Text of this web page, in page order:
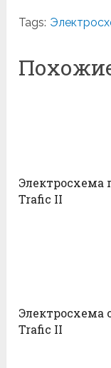
Tags:
Электросхема
Trafic II
Электросхема
Trafic II